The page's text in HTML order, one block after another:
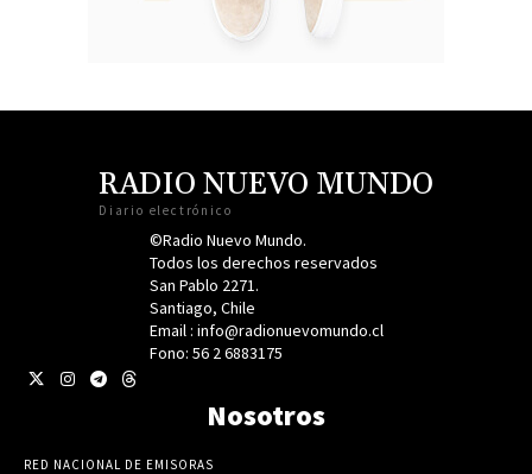
RADIO NUEVO MUNDO
Diario electrónico
©Radio Nuevo Mundo.
Todos los derechos reservados
San Pablo 2271.
Santiago, Chile
Email : info@radionuevomundo.cl
Fono: 56 2 6883175
Nosotros
RED NACIONAL DE EMISORAS